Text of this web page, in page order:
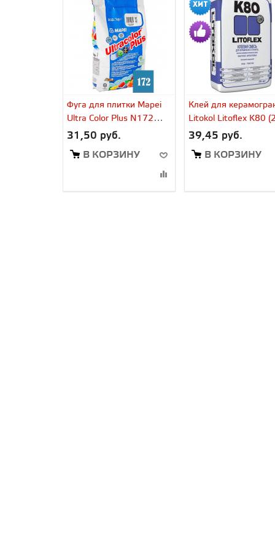
Фуга для плитки Mapei
Ultra Color Plus N172
31,50 руб.
В КОРЗИНУ
Клей для
Litokol Litoflex K80
39,45 руб.
В КОРЗИНУ